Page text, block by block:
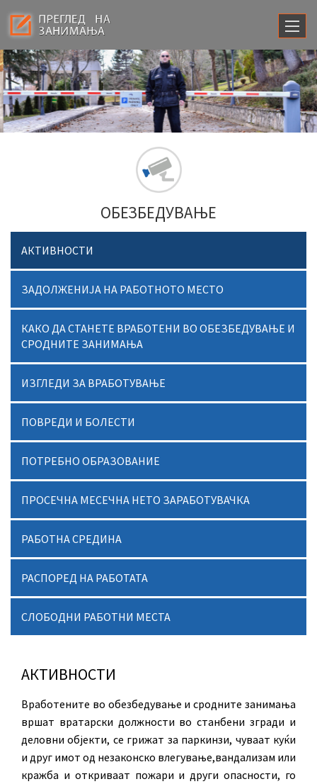
ОБЕЗБЕДУВАЊЕ
АКТИВНОСТИ
ЗАДОЛЖЕНИЈА НА РАБОТНОТО МЕСТО
КАКО ДА СТАНЕТЕ ВРАБОТЕНИ ВО ОБЕЗБЕДУВАЊЕ И
СРОДНИТЕ ЗАНИМАЊА
ИЗГЛЕДИ ЗА ВРАБОТУВАЊЕ
ПОВРЕДИ И БОЛЕСТИ
ПОТРЕБНО ОБРАЗОВАНИЕ
ПРОСЕЧНА МЕСЕЧНА НЕТО ЗАРАБОТУВАЧКА
РАБОТНА СРЕДИНА
РАСПОРЕД НА РАБОТАТА
СЛОБОДНИ РАБОТНИ МЕСТА
АКТИВНОСТИ
Вработените во обезбедување и сродните занимања
вршат вратарски должности во станбени згради и
деловни објекти, се грижат за паркинзи, чуваат куќи
и друг имот од незаконско влегување,вандализам или
кражба и откриваат пожари и други опасности, го